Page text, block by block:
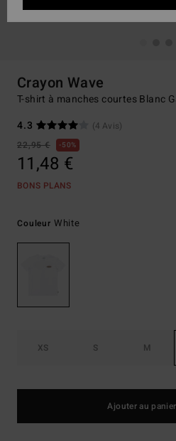
Crayon Wave
T-shirt à manches courtes Blanc
4.3
(4 Avis)
22,95 €
50%
11,48 €
BONS PLANS
Couleur White
XS S M
Ajouter au panier